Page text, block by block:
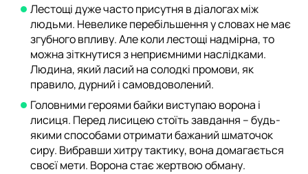
Лестощі дуже часто присутня в діалогах між
людьми. Невелике перебільшення у словах не має
згубного впливу. Але коли лестощі надмірна, то
можна зіткнутися з неприємними наслідками.
Людина, який ласий на солодкі промови, як
правило, дурний і самовдоволений.
Головними героями байки виступаю ворона і
лисиця. Перед лисицею стоїть завдання – будь-
якими способами отримати бажаний шматочок
сиру. Вибравши хитру тактику, вона домагається
своєї мети. Ворона стає жертвою обману.